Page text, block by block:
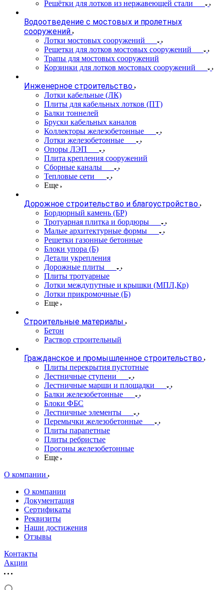
Решётки для лотков из нержавеющей стали
Водоотведение с мостовых и пролетных
сооружений
Лотки мостовых сооружений
Решетки для лотков мостовых сооружений
Трапы для мостовых сооружений
Корзинки для лотков мостовых сооружений
Инженерное строительство
Лотки кабельные (ЛК)
Плиты для кабельных лотков (ПТ)
Балки тоннелей
Бруски кабельных каналов
Коллекторы железобетонные
Лотки железобетонные
Опоры ЛЭП
Плита крепления сооружений
Сборные каналы
Тепловые сети
Еще
Дорожное строительство и благоустройство
Бордюрный камень (БР)
Тротуарная плитка и бордюры
Малые архитектурные формы
Решетки газонные бетонные
Блоки упора (Б)
Детали укрепления
Дорожные плиты
Плиты тротуарные
Лотки междупутные и крышки (МПЛ,Кр)
Лотки прикромочные (Б)
Еще
Строительные материалы
Бетон
Раствор строительный
Гражданское и промышленное строительство
Плиты перекрытия пустотные
Лестничные ступени
Лестничные марши и площадки
Балки железобетонные
Блоки ФБС
Лестничные элементы
Перемычки железобетонные
Плиты парапетные
Плиты ребристые
Прогоны железобетонные
Еще
О компании
О компании
Документация
Сертификаты
Реквизиты
Наши достижения
Отзывы
Контакты
Акции